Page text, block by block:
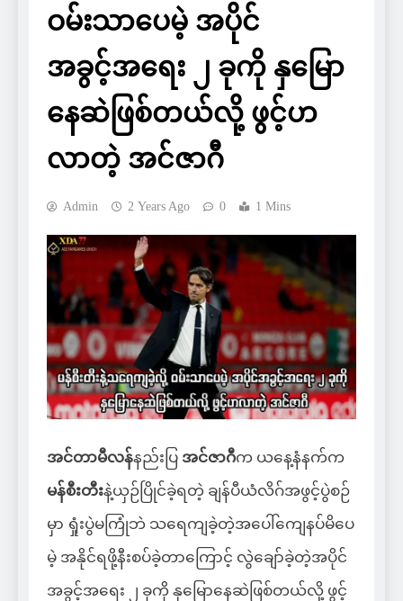
ဝမ်းသာပေမဲ့ အပိုင်
အခွင့်အရေး ၂ ခုကို နှမြော
နေဆဲဖြစ်တယ်လို့ ဖွင့်ဟ
လာတဲ့ အင်ဇာဂီ
Admin 2 Years Ago 0 1 Mins
အင်တာမီလန်နည်းပြ အင်ဇာဂီက ယနေ့နံနက်က
မန်စီးတီးနဲ့ယှဉ်ပြိုင်ခဲ့ရတဲ့ ချန်ပီယံလိဂ်အဖွင့်ပွဲစဉ်
မှာ ရှုံးပွဲမကြုံဘဲ သရေကျခဲ့တဲ့အပေါ်ကျေနပ်မိပေ
မဲ့ အနိုင်ရဖို့နီးစပ်ခဲ့တာကြောင့် လွဲချော်ခဲ့တဲ့အပိုင်
အခွင့်အရေး ၂ ခုကို နှမြောနေဆဲဖြစ်တယ်လို့ ဖွင့်